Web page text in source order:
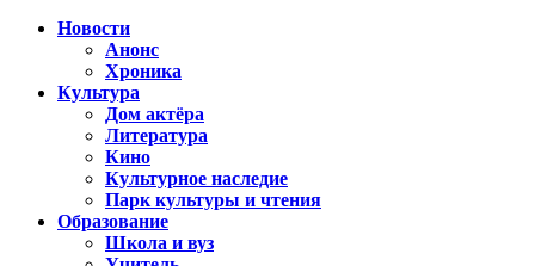
Новости
Анонс
Хроника
Культура
Дом актёра
Литература
Кино
Культурное наследие
Парк культуры и чтения
Образование
Школа и вуз